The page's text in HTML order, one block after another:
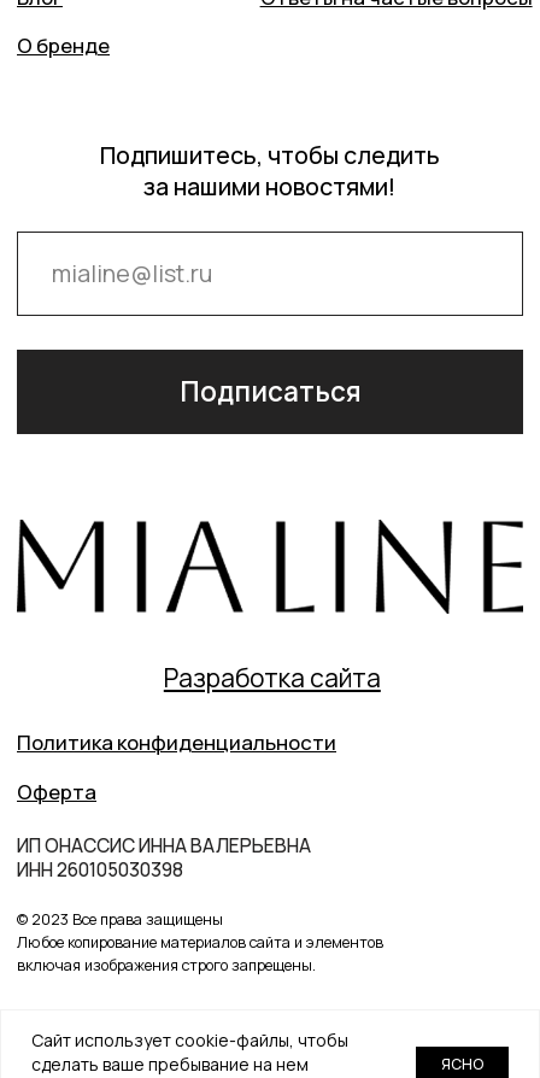
Сайт использует cookie-файлы, чтобы
сделать ваше пребывание на нем
ЯСНО